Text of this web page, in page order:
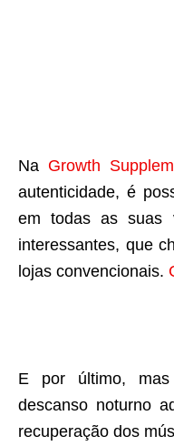
Na Growth
autenticidade, é
em todas as suas
interessantes, que
lojas convencionais.
E por último,
descanso noturno
recuperação dos